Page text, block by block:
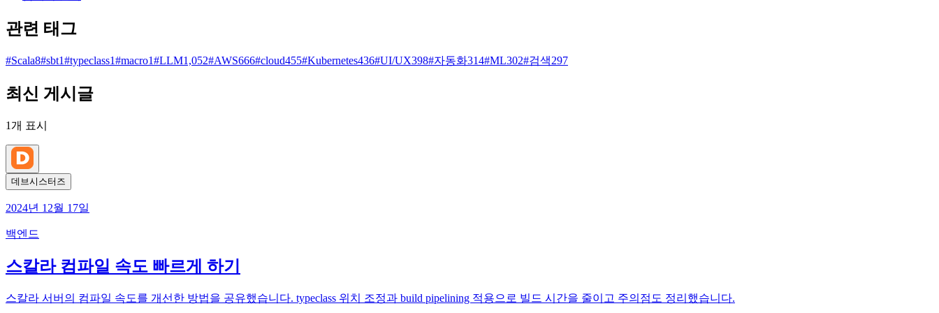
관련 태그
#Scala8#sbt1#typeclass1#macro1#LLM1,052#AWS666#cloud455#Kubernetes436#UI/UX398#자동화314#ML302#검색297
최신 게시글
1개 표시
데브시스터즈
2024년 12월 17일
백엔드
스칼라 컴파일 속도 빠르게 하기
스칼라 서버의 컴파일 속도를 개선한 방법을 공유했습니다. typeclass 위치 조정과 build pipelining 적용으로 빌드 시간을 줄이고 주의점도 정리했습니다.